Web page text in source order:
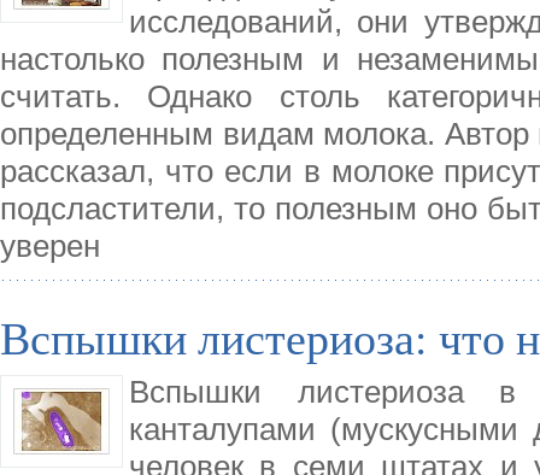
исследований, они
настолько полезным и
считать. Однако столь
определенным видам молока.
рассказал, что если в молоке
подсластители, то полезным оно
уверен
Вспышки листериоза: что
Вспышки листериоза
канталупами
человек в семи штатах и